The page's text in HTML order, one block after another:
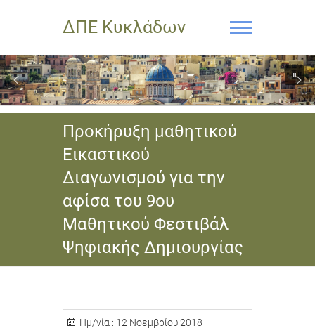
ΔΠΕ Κυκλάδων
Προκήρυξη μαθητικού
Εικαστικού
Διαγωνισμού για την
αφίσα του 9ου
Μαθητικού Φεστιβάλ
Ψηφιακής Δημιουργίας
Ημ/νία : 12 Νοεμβρίου 2018